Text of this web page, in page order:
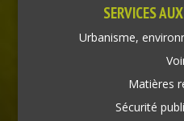
SERVICES
Urbanisme,
Matières
Sécurité